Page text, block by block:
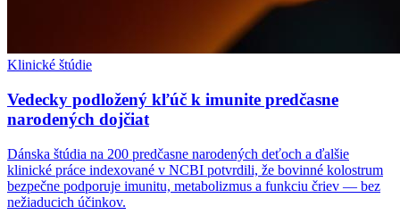
Klinické štúdie
Vedecky podložený kľúč k imunite predčasne
narodených dojčiat
Dánska štúdia na 200 predčasne narodených deťoch a ďalšie
klinické práce indexované v NCBI potvrdili, že bovinné kolostrum
bezpečne podporuje imunitu, metabolizmus a funkciu čriev — bez
nežiaducich účinkov.